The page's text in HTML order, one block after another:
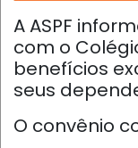
A ASPF
com o
benefícios
seus
O convênio